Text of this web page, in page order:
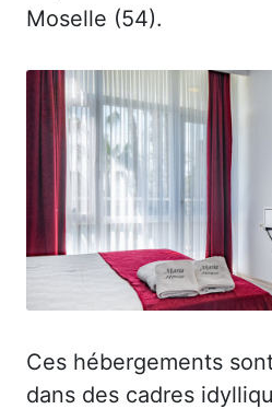
Moselle (54).
Ces hébergements
dans des cadres